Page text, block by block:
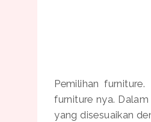
Pemilihan
furniture nya.
yang disesuaikan